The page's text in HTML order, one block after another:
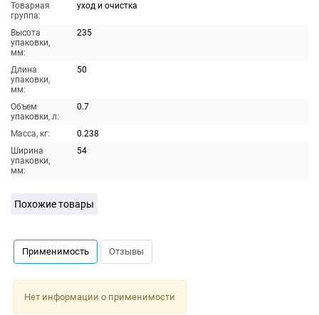
Товарная
группа:
уход и очистка
Высота
упаковки,
мм:
235
Длина
упаковки,
мм:
50
Объем
упаковки, л:
0.7
Масса, кг:
0.238
Ширина
упаковки,
мм:
54
Похожие товары
Применимость Отзывы
Нет информации о применимости